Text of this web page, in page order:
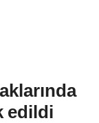
edildi